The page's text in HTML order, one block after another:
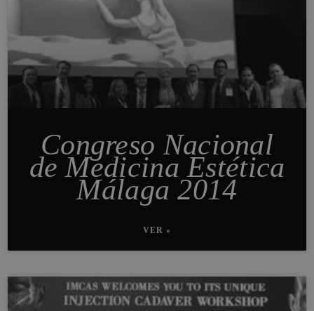
Congreso Nacional
de Medicina Estética
Málaga 2014
VER »